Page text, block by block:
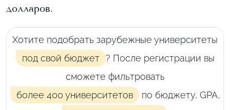
долларов.
Хотите подобрать зарубежные университеты
под свой бюджет ? После регистрации вы
сможете фильтровать
более 400 университетов
по бюджету, GPA,